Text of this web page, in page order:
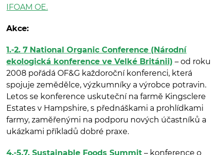
IFOAM OE.
Akce:
1.-2. 7 National Organic Conference (Národní
ekologická konference ve Velké Británii) – od roku
2008 pořádá OF&G každoroční konferenci, která
spojuje zemědělce, výzkumníky a výrobce potravin.
Letos se konference uskuteční na farmě Kingsclere
Estates v Hampshire, s přednáškami a prohlídkami
farmy, zaměřenými na podporu nových účastníků a
ukázkami příkladů dobré praxe.
4.-5.7. Sustainable Foods Summit – konference o